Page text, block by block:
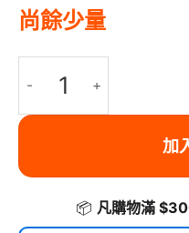
尚餘少量
加
📦 凡購物滿